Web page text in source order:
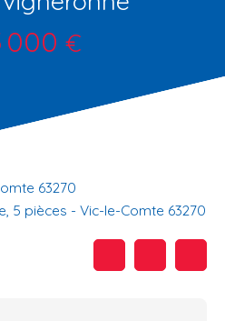
000 €
63270
5 pièces - Vic-le-Comte 63270